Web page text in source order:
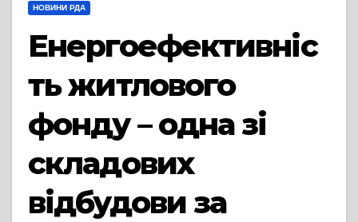
НОВИНИ РДА
Енергоефективніс
ть житлового
фонду – одна зі
складових
відбудови за